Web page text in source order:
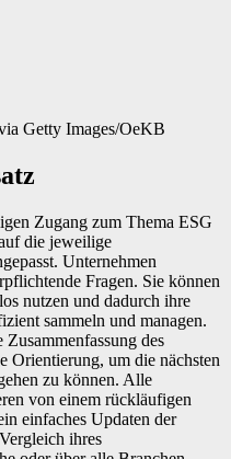
Getty Images/OeKB
­Zugang zum Thema ESG
die jeweilige
Unternehmen
Fragen. Sie können
nutzen und dadurch ihre
sammeln und managen.
des
Orientierung, um die nächsten
zu können. Alle
von einem rückläufigen
einfaches Up­daten der
ihres